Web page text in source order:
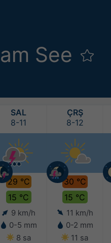
See
SAL
8-11
29 °C
15 °C
9 km/h
0-5 mm
8 sa
ÇRŞ
8-12
30 °C
15 °C
11 km/h
0-2 mm
11 sa